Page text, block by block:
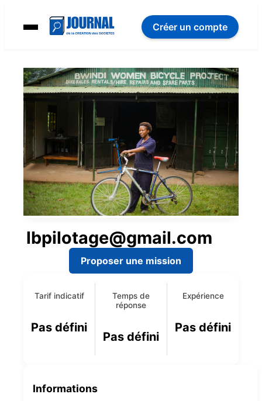
Créer un compte
lbpilotage@gmail.com
Proposer une mission
Tarif indicatif
Pas défini
Temps de
réponse
Pas défini
Expérience
Pas défini
Informations